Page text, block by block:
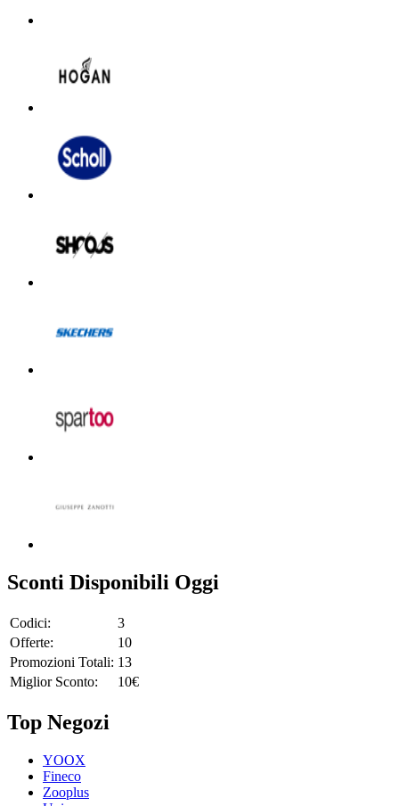
Sconti Disponibili Oggi
Codici:
3
Offerte:
10
Promozioni Totali: 13
Miglior Sconto:
10€
Top Negozi
YOOX
Fineco
Zooplus